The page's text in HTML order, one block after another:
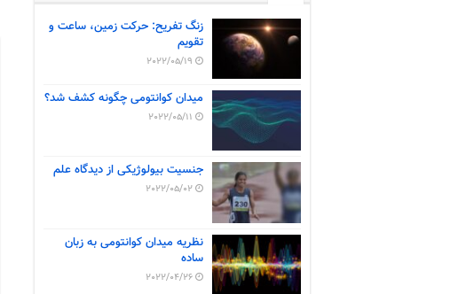
زنگ تفریح: حرکت زمین، ساعت و
تقویم
2022/05/19
میدان کوانتومی چگونه کشف شد؟
2022/05/11
جنسیت بیولوژیکی از دیدگاه علم
2022/05/02
نظریه میدان کوانتومی به زبان
ساده
2022/04/26